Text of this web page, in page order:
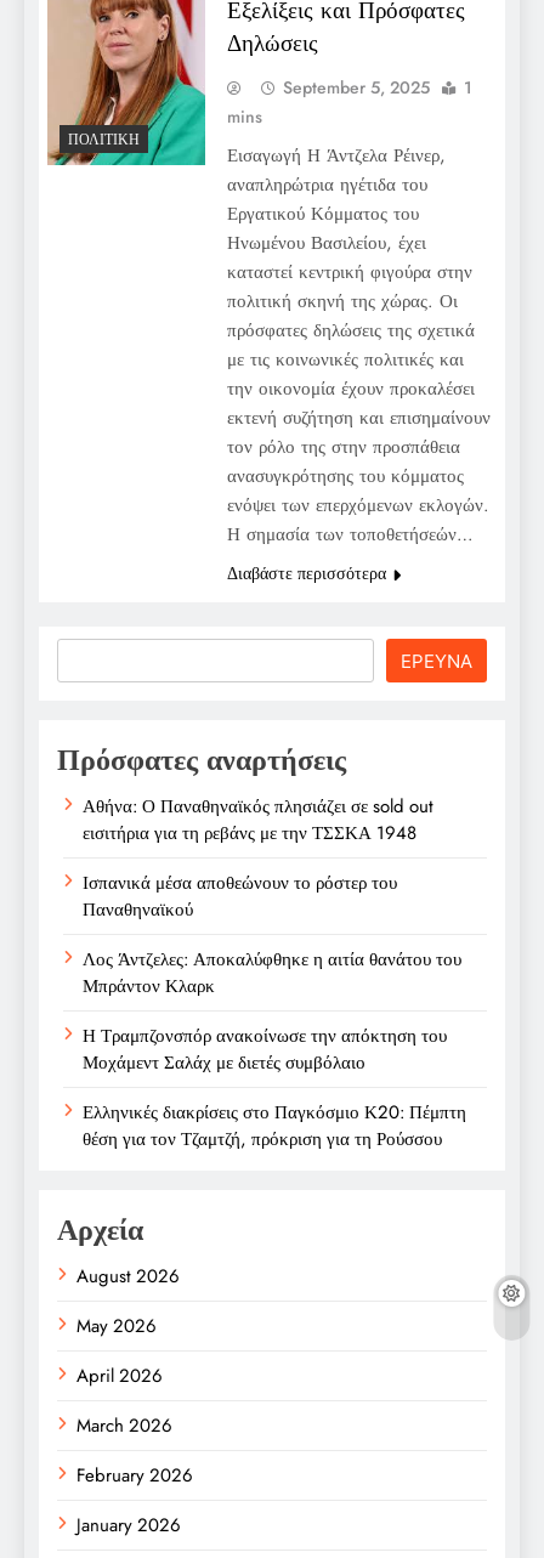
ΠΟΛΙΤΙΚΉ
Εξελίξεις και Πρόσφατες
Δηλώσεις
September 5, 2025
1
mins
Εισαγωγή Η Άντζελα Ρέινερ,
αναπληρώτρια ηγέτιδα του
Εργατικού Κόμματος του
Ηνωμένου Βασιλείου, έχει
καταστεί κεντρική φιγούρα στην
πολιτική σκηνή της χώρας. Οι
πρόσφατες δηλώσεις της σχετικά
με τις κοινωνικές πολιτικές και
την οικονομία έχουν προκαλέσει
εκτενή συζήτηση και επισημαίνουν
τον ρόλο της στην προσπάθεια
ανασυγκρότησης του κόμματος
ενόψει των επερχόμενων εκλογών.
Η σημασία των τοποθετήσεών…
Διαβάστε περισσότερα
ΕΡΕΥΝΑ
Πρόσφατες αναρτήσεις
Αθήνα: Ο Παναθηναϊκός πλησιάζει σε sold out
εισιτήρια για τη ρεβάνς με την ΤΣΣΚΑ 1948
Ισπανικά μέσα αποθεώνουν το ρόστερ του
Παναθηναϊκού
Λος Άντζελες: Αποκαλύφθηκε η αιτία θανάτου του
Μπράντον Κλαρκ
Η Τραμπζονσπόρ ανακοίνωσε την απόκτηση του
Μοχάμεντ Σαλάχ με διετές συμβόλαιο
Ελληνικές διακρίσεις στο Παγκόσμιο Κ20: Πέμπτη
θέση για τον Τζαμτζή, πρόκριση για τη Ρούσσου
Αρχεία
August 2026
May 2026
April 2026
March 2026
February 2026
January 2026